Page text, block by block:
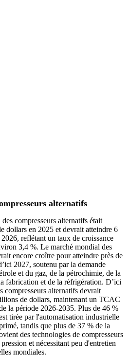
alternatifs
compresseurs alternatifs était
dollars en 2025 et devrait atteindre 6
reflétant un taux de croissance
3,4 %. Le marché mondial des
encore croître pour atteindre près de
2027, soutenu par la demande
et du gaz, de la pétrochimie, de la
fabrication et de la réfrigération. D’ici
compresseurs alternatifs devrait
de dollars, maintenant un TCAC
la période 2026-2035. Plus de 46 %
tirée par l'automatisation industrielle
tandis que plus de 37 % de la
des technologies de compresseurs
et nécessitant peu d'entretien
mondiales.